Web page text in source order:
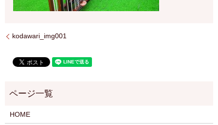
kodawari_img001
HOME